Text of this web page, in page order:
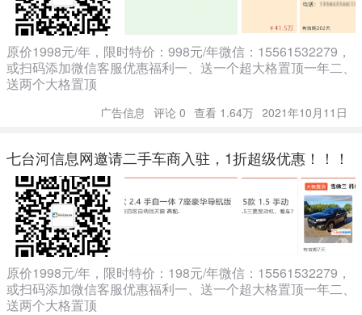
原价1998元/年，限时特价：998元/年微信：15561532279，
或扫码添加微信客服优惠福利一、送一个超大格置顶一年二、
送两个大格置顶
广告信息 评论 0 查看 1.64万 2021年10月11日
七台河信息网邀请二手车商入驻，1折超级优惠！！！
原价1998元/年，限时特价：198元/年微信：15561532279，
或扫码添加微信客服优惠福利一、送一个超大格置顶一年二、
送两个大格置顶